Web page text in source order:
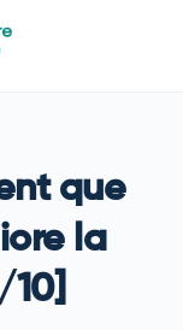
que
la